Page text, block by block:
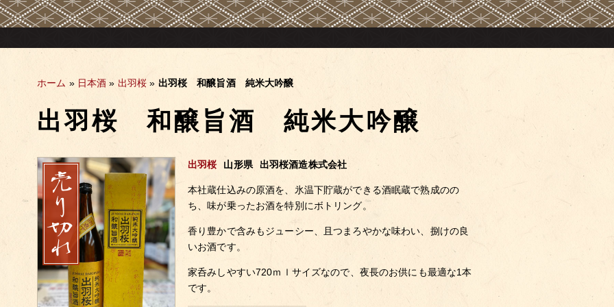
ホーム » 日本酒 » 出羽桜 » 出羽桜 和醸旨酒 純米大吟醸
出羽桜 和醸旨酒 純米大吟醸
出羽桜 山形県 出羽桜酒造株式会社
本社蔵仕込みの原酒を、氷温下貯蔵ができる酒眠蔵で熟成のの
ち、味が乗ったお酒を特別にボトリング。
香り豊かで含みもジューシー、且つまろやかな味わい、捌けの良
いお酒です。
家呑みしやすい720ｍｌサイズなので、夜長のお供にも最適な1本
です。